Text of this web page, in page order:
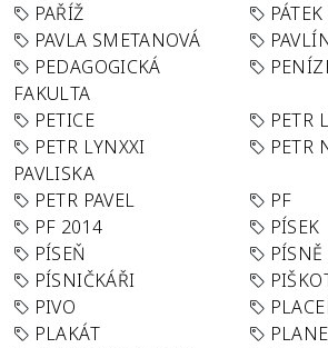
PAŘÍŽ
PÁTEK
PAVLA SMETANOVÁ
PEDAGOGICKÁ
FAKULTA
PETICE
PETR
PETR LYNXXI
PAVLISKA
PETR
PETR PAVEL
PF
PF 2014
PÍSEK
PÍSEŇ
PÍSNĚ
PÍSNIČKÁŘI
PIVO
PLAKÁT